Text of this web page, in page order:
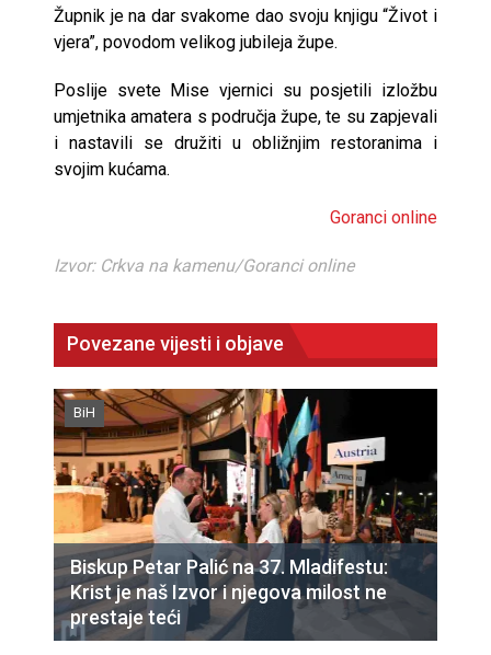
Župnik je na dar svakome dao svoju knjigu “Život i
vjera”, povodom velikog jubileja župe.
Poslije svete Mise vjernici su posjetili izložbu
umjetnika amatera s područja župe, te su zapjevali
i nastavili se družiti u obližnjim restoranima i
svojim kućama.
Goranci online
Izvor: Crkva na kamenu/Goranci online
Povezane vijesti i objave
BiH
Biskup Petar Palić na 37. Mladifestu:
Krist je naš Izvor i njegova milost ne
prestaje teći